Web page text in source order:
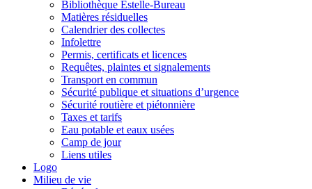
Bibliothèque Estelle-Bureau
Matières résiduelles
Calendrier des collectes
Infolettre
Permis, certificats et licences
Requêtes, plaintes et signalements
Transport en commun
Sécurité publique et situations d’urgence
Sécurité routière et piétonnière
Taxes et tarifs
Eau potable et eaux usées
Camp de jour
Liens utiles
Logo
Milieu de vie